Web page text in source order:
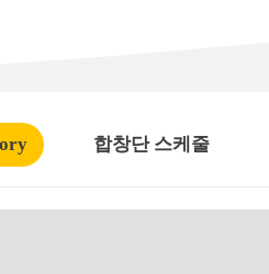
합창단 스케줄